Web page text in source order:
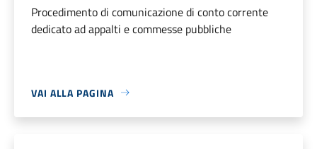
Procedimento di comunicazione di conto corrente
dedicato ad appalti e commesse pubbliche
VAI ALLA PAGINA